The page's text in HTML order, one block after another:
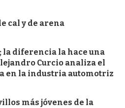
cal y de arena
la diferencia la hace una
Curcio analiza el
en la industria automotriz
más jóvenes de la